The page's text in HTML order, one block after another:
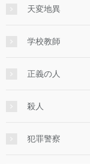
天変地異
学校教師
正義の人
殺人
犯罪警察